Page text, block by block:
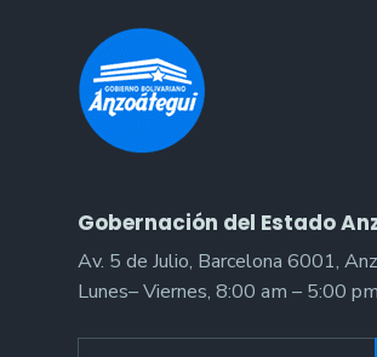
Gobernación del Estado
Av. 5 de Julio, Barcelona 6001,
Lunes– Viernes, 8:00 am – 5:00 pm